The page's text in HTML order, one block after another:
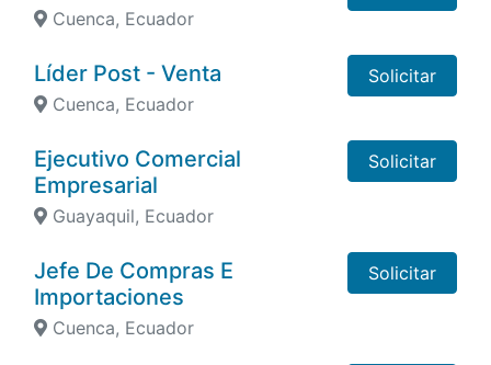
Cuenca, Ecuador
Líder Post - Venta
Cuenca, Ecuador
Solicitar
Ejecutivo Comercial
Empresarial
Guayaquil, Ecuador
Solicitar
Jefe De Compras E
Importaciones
Cuenca, Ecuador
Solicitar